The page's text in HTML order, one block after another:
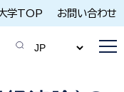
学TOP お問い合わせ